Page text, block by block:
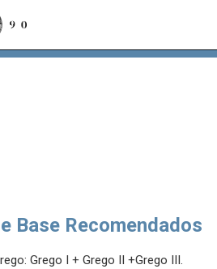
Base Recomendados
Grego I + Grego II +Grego III.